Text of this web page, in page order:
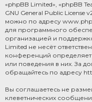
«phpBB Limited», «phpBB
GNU General Public License
можно по адресу
для программного
организацией и
Limited не несёт
конференций определяет
или поведения в них. За
обращайтесь по адресу
Вы соглашаетесь не
клеветнических